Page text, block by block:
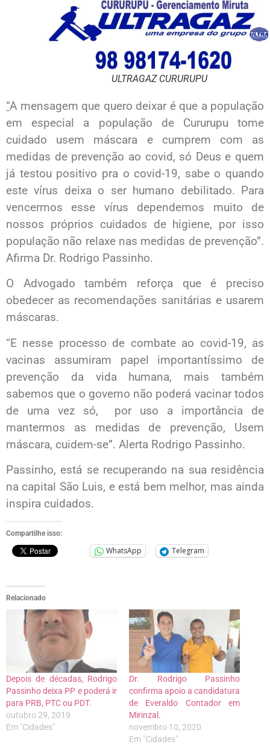
ULTRAGAZ CURURUPU
“A mensagem que quero deixar é que a população
em especial a população de Cururupu tome
cuidado usem máscara e cumprem com as
medidas de prevenção ao covid, só Deus e quem
já testou positivo pra o covid-19, sabe o quando
este vírus deixa o ser humano debilitado. Para
vencermos esse vírus dependemos muito de
nossos próprios cuidados de higiene, por isso
população não relaxe nas medidas de prevenção”.
Afirma Dr. Rodrigo Passinho.
O Advogado também reforça que é preciso
obedecer as recomendações sanitárias e usarem
máscaras.
“E nesse processo de combate ao covid-19, as
vacinas assumiram papel importantíssimo de
prevenção da vida humana, mais também
sabemos que o governo não poderá vacinar todos
de uma vez só, por uso a importância de
mantermos as medidas de prevenção, Usem
máscara, cuidem-se”. Alerta Rodrigo Passinho.
Passinho, está se recuperando na sua residência
na capital São Luis, e está bem melhor, mas ainda
inspira cuidados.
Compartilhe isso:
WhatsApp Telegram
Relacionado
Depois de décadas, Rodrigo
Passinho deixa PP e poderá ir
para PRB, PTC ou PDT.
outubro 29, 2019
Em "Cidades"
Dr. Rodrigo Passinho
confirma apoio a candidatura
de Everaldo Contador em
Mirinzal.
novembro 10, 2020
Em "Cidades"